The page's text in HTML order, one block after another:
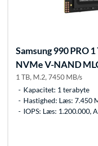
Samsung990 PRO 1
NVMe V-NAND
1 TB, M.2, 7450 MB/s
Kapacitet: 1 terabyte
Hastighed: Læs: 7.450
IOPS: Læs: 1.200.000,